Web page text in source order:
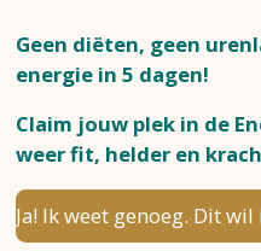
Geen diëten, geen
energie in 5 dagen!
Claim jouw plek in de
weer fit, helder en
Ja! Ik weet genoeg. Dit wil